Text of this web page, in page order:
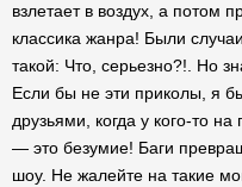
взлетает в воздух, а потом
классика жанра! Были
такой: Что, серьезно?!. Но
Если бы не эти приколы, я
друзьями, когда у кого-то
— это безумие! Баги
шоу. Не жалейте на такие